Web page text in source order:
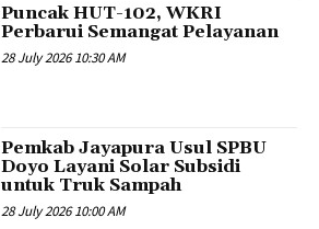
Puncak HUT-102, WKRI
Perbarui Semangat Pelayanan
28 July 2026 10:30 AM
Pemkab Jayapura Usul SPBU
Doyo Layani Solar Subsidi
untuk Truk Sampah
28 July 2026 10:00 AM